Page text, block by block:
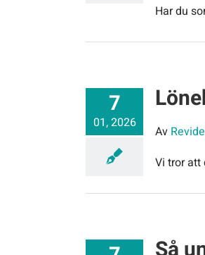
Har du
7
01, 2026
Av
Vi tror att